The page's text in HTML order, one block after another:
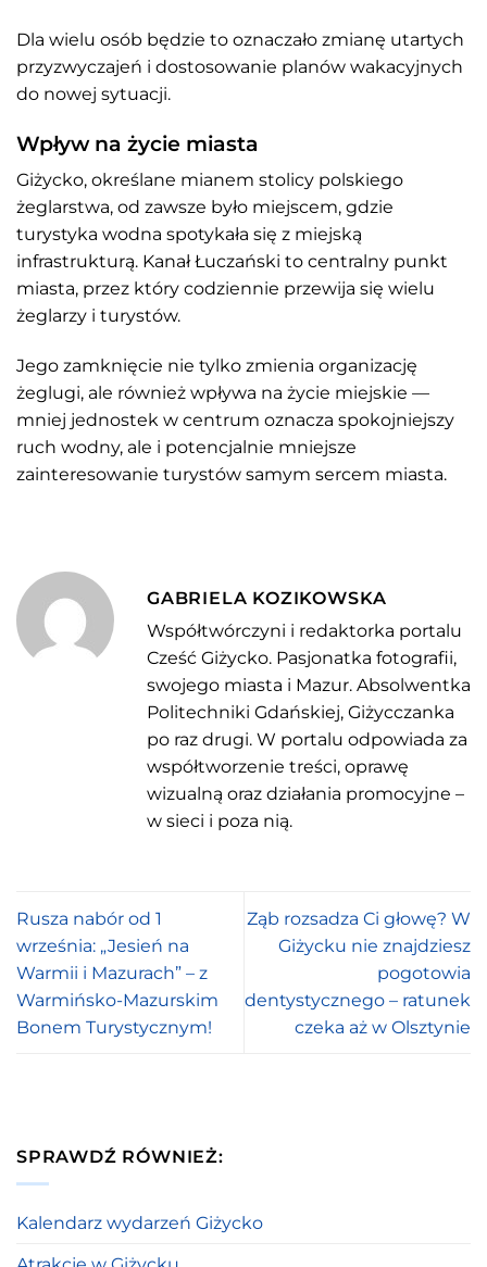
Dla wielu osób będzie to oznaczało zmianę utartych
przyzwyczajeń i dostosowanie planów wakacyjnych
do nowej sytuacji.
Wpływ na życie miasta
Giżycko, określane mianem stolicy polskiego
żeglarstwa, od zawsze było miejscem, gdzie
turystyka wodna spotykała się z miejską
infrastrukturą. Kanał Łuczański to centralny punkt
miasta, przez który codziennie przewija się wielu
żeglarzy i turystów.
Jego zamknięcie nie tylko zmienia organizację
żeglugi, ale również wpływa na życie miejskie —
mniej jednostek w centrum oznacza spokojniejszy
ruch wodny, ale i potencjalnie mniejsze
zainteresowanie turystów samym sercem miasta.
GABRIELA KOZIKOWSKA
Współtwórczyni i redaktorka portalu
Cześć Giżycko. Pasjonatka fotografii,
swojego miasta i Mazur. Absolwentka
Politechniki Gdańskiej, Giżycczanka
po raz drugi. W portalu odpowiada za
współtworzenie treści, oprawę
wizualną oraz działania promocyjne –
w sieci i poza nią.
Rusza nabór od 1
września: „Jesień na
Warmii i Mazurach” – z
Warmińsko-Mazurskim
Bonem Turystycznym!
Ząb rozsadza Ci głowę? W
Giżycku nie znajdziesz
pogotowia
dentystycznego – ratunek
czeka aż w Olsztynie
SPRAWDŹ RÓWNIEŻ:
Kalendarz wydarzeń Giżycko